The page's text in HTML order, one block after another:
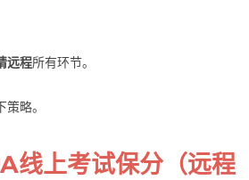
远程所有环节。
略。
线上考试保分（远程